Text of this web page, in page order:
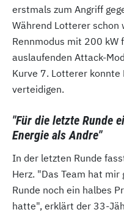
erstmals zum Angriff
Während Lotterer schon
Rennmodus mit 200 kW
auslaufenden Attack-
Kurve 7. Lotterer konnte
verteidigen.
"Für die letzte Runde
Energie als Andre"
In der letzten Runde
Herz. "Das Team hat
Runde noch ein halbes
hatte", erklärt der 33-